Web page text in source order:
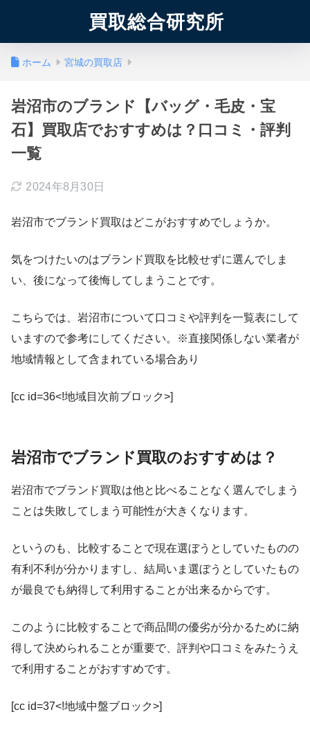
買取総合研究所
ホーム 宮城の買取店
岩沼市のブランド【バッグ・毛皮・宝
石】買取店でおすすめは？口コミ・評判
一覧
2024年8月30日
岩沼市でブランド買取はどこがおすすめでしょうか。
気をつけたいのはブランド買取を比較せずに選んでしま
い、後になって後悔してしまうことです。
こちらでは、岩沼市について口コミや評判を一覧表にして
いますので参考にしてください。※直接関係しない業者が
地域情報として含まれている場合あり
[cc id=36<!地域目次前ブロック>]
岩沼市でブランド買取のおすすめは？
岩沼市でブランド買取は他と比べることなく選んでしまう
ことは失敗してしまう可能性が大きくなります。
というのも、比較することで現在選ぼうとしていたものの
有利不利が分かりますし、結局いま選ぼうとしていたもの
が最良でも納得して利用することが出来るからです。
このように比較することで商品間の優劣が分かるために納
得して決められることが重要で、評判や口コミをみたうえ
で利用することがおすすめです。
[cc id=37<!地域中盤ブロック>]